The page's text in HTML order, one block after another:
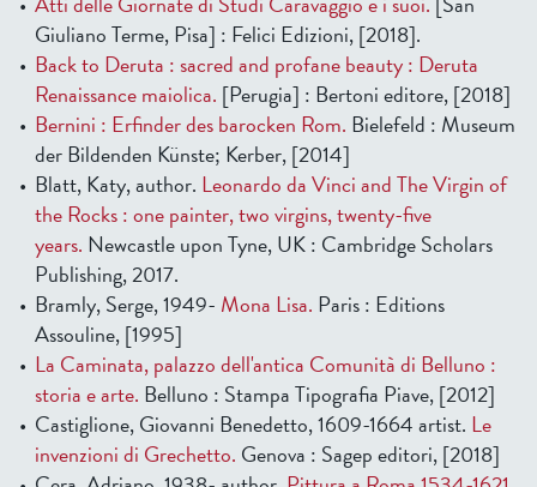
Giuliano Terme, Pisa] : Felici Edizioni, [2018].
Back to Deruta : sacred and profane beauty : Deruta
Renaissance maiolica. [Perugia] : Bertoni editore, [2018]
Bernini : Erfinder des barocken Rom. Bielefeld : Museum
der Bildenden Künste; Kerber, [2014]
Blatt, Katy, author. Leonardo da Vinci and The Virgin of
the Rocks : one painter, two virgins, twenty-five
years. Newcastle upon Tyne, UK : Cambridge Scholars
Publishing, 2017.
Bramly, Serge, 1949- Mona Lisa. Paris : Editions
Assouline, [1995]
La Caminata, palazzo dell'antica Comunità di Belluno :
storia e arte. Belluno : Stampa Tipografia Piave, [2012]
Castiglione, Giovanni Benedetto, 1609-1664 artist. Le
invenzioni di Grechetto. Genova : Sagep editori, [2018]